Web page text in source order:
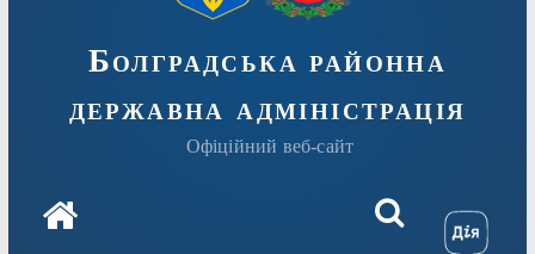
Болградська районна
державна адміністрація
Офіційний веб-сайт